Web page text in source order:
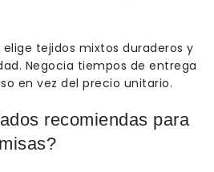
tejidos mixtos duraderos y
Negocia tiempos de entrega
en vez del precio unitario.
recomiendas para